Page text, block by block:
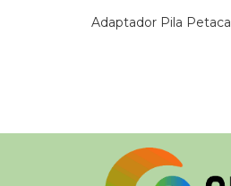
Adaptador Pila Petaca